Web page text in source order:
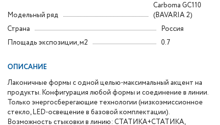
Модельный ряд
Carboma GC110
(BAVARIA 2)
Страна
Россия
Площадь экспозиции, м2
0.7
ОПИСАНИЕ
Лаконичные формы с одной целью-максимальный акцент на
продукты. Конфигурация любой формы и соединение в линии.
Только энергосберегающие технологии (низкоэмиссионное
стекло, LED-освещение в базовой комплектации).
Возможность стыковки в линию: СТАТИКА+СТАТИКА,